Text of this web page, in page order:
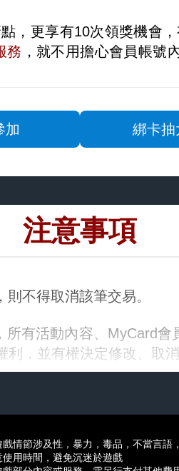
，更享有10次領獎機會
務 ，就不用擔心會員帳號
加 綁卡抽
注意事項
不得取消該筆交易。
有活動內容、MyCard
，並有權決定修改、取
情節涉及性，暴力，毒品，不當言語
用時間，避免沉迷於遊戲